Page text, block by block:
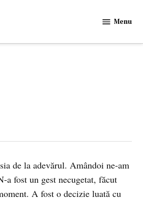
Menu
de la adevărul. Amândoi ne-am
a fost un gest necugetat, făcut
A fost o decizie luată cu